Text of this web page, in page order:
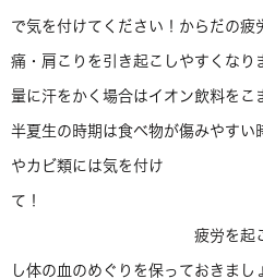
で気を付けてください！からだの
痛・肩こりを引き起こしやすくな
量に汗をかく場合はイオン飲料をこ
半夏生の時期は食べ物が傷みやすい
やカビ類には気を付け
て
疲労を起こす前に凝
し体の血のめぐりを保っておきまし